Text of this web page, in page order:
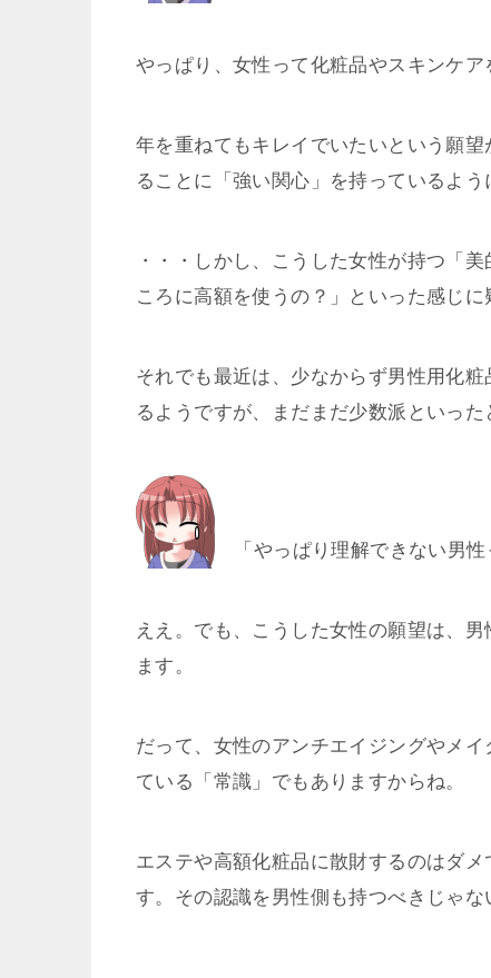
やっぱり、女性って化粧品やスキンケア
年を重ねてもキレイでいたいという願
ることに「強い関心」を持っているよう
・・・しかし、こうした女性が持つ「
ころに高額を使うの？」といった感じに
それでも最近は、少なからず男性用化
るようですが、まだまだ少数派といった
「やっぱり理解できない男性
ええ。でも、こうした女性の願望は、
ます。
だって、女性のアンチエイジングやメ
ている「常識」でもありますからね。
エステや高額化粧品に散財するのはダ
す。その認識を男性側も持つべきじゃな